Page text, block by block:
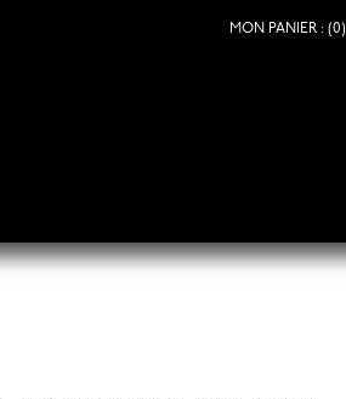
MON PANIER : (0)